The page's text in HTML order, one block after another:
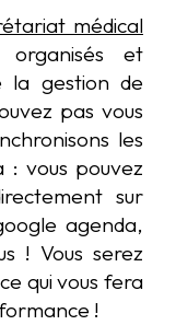
médical
et
la gestion de
pas vous
les
: vous pouvez
sur
agenda,
! Vous serez
qui vous fera
!